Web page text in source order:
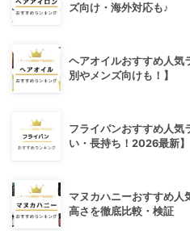
ズ向け・海外対応も♪
ヘアオイルおすすめ人気
別やメンズ向けも！】
フライパンおすすめ人気
い・長持ち！2026最新】
マヌカハニーおすすめ人
高さを徹底比較・検証